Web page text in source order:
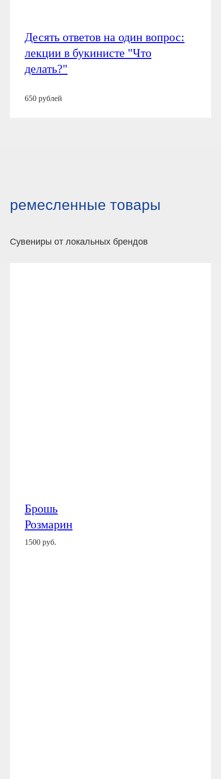
Десять ответов на один вопрос:
лекции в букинисте "Что
делать?"
650 рублей
ремесленные товары
Сувениры от локальных брендов
Брошь
Розмарин
1500 руб.